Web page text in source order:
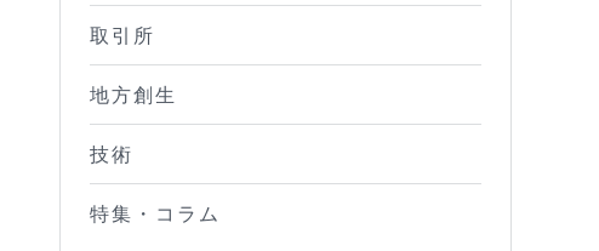
取引所
地方創生
技術
特集・コラム